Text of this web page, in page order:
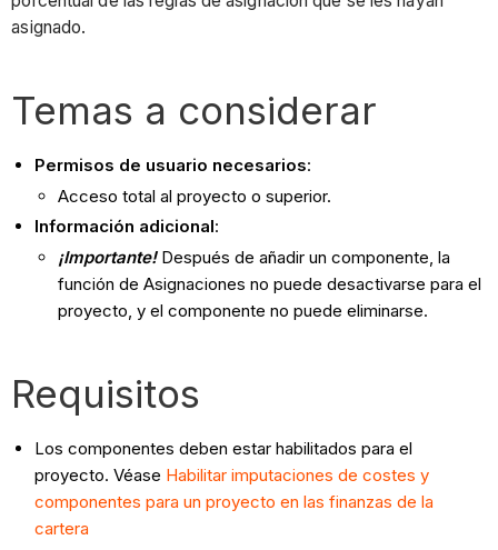
asignado.
Temas a considerar
Permisos de usuario necesarios:
Acceso total al proyecto o superior.
Información adicional:
¡Importante! Después de añadir un componente, la
función de Asignaciones no puede desactivarse para el
proyecto, y el componente no puede eliminarse.
Requisitos
Los componentes deben estar habilitados para el
proyecto. Véase Habilitar imputaciones de costes y
componentes para un proyecto en las finanzas de la
cartera